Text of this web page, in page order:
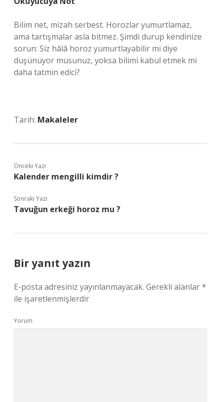
Bilim net, mizah serbest. Horozlar yumurtlamaz,
ama tartışmalar asla bitmez. Şimdi durup kendinize
sorun: Siz hâlâ horoz yumurtlayabilir mi diye
düşünüyor musunuz, yoksa bilimi kabul etmek mi
daha tatmin edici?
Tarih: Makaleler
Önceki Yazı
Kalender mengilli kimdir ?
Sonraki Yazı
Tavuğun erkeği horoz mu ?
Bir yanıt yazın
E-posta adresiniz yayınlanmayacak. Gerekli alanlar*
ile işaretlenmişlerdir
Yorum